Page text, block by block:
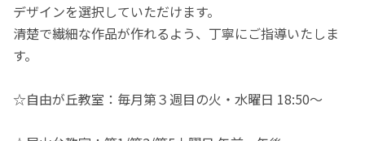
デザインを選択していただけます。
清楚で繊細な作品が作れるよう、丁寧にご指導いたしま
す。
☆自由が丘教室：毎月第３週目の火・水曜日 18:50～